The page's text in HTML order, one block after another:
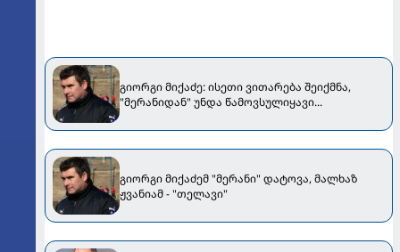
გიორგი მიქაძე: ისეთი ვითარება შეიქმნა,
"მერანიდან" უნდა წამოვსულიყავი...
გიორგი მიქაძემ "მერანი" დატოვა, მალხაზ
ჟვანიამ - "თელავი"